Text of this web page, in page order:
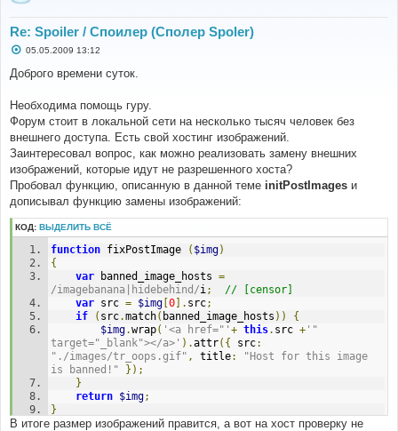
Re: Spoiler / Споилер (Сполер Spoler)
С
о
б
е
н
и
е
05.05.2009 13:12
Доброго времени суток.
Необходима помощь гуру.
Форум стоит в локальной сети на несколько тысяч человек без
внешнего доступа. Есть свой хостинг изображений.
Заинтересовал вопрос, как можно реализовать замену внешних
изображений, которые идут не разрешенного хоста?
Пробовал функцию, описанную в данной теме initPostImages и
дописывал функцию замены изображений:
КОД: ВЫДЕЛИТЬ ВСЁ
function fixPostImage ( $img)
{
var banned_image_hosts =
/imagebanana|hidebehind/i ;
// [censor]
var src = $img [0]. src;
if
( src.match( banned_image_hosts ))
{
$img.wrap( '<a href="'+ this. src + '"
target="_blank"></a>' ).attr({ src:
"./images/tr_oops.gif" , title:
"Host for this image
is banned!"
});
}
return $img;
}
В итоге размер изображений правится, а вот на хост проверку не